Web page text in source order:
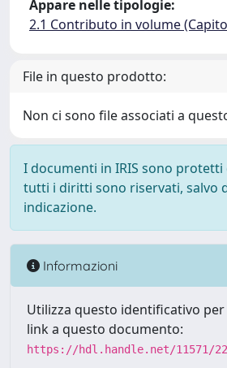
Appare nelle tipologie:
2.1 Contributo in volume
File in questo prodotto:
Non ci sono file associati a
I documenti in IRIS sono
tutti i diritti sono riservati, salvo
indicazione.
Informazioni
Utilizza questo identificativo
link a questo documento:
https://hdl.handle.net/11571/